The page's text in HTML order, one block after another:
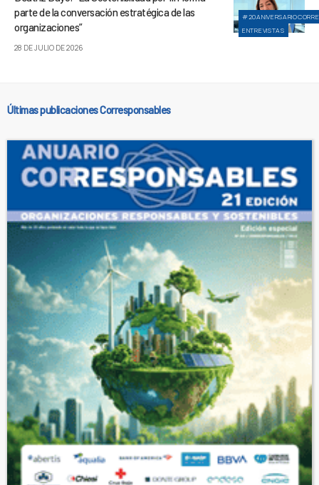
ENTREVISTAS
parte de la conversación estratégica de las
organizaciones”
28 DE JULIO DE 2026
Últimas publicaciones Corresponsables